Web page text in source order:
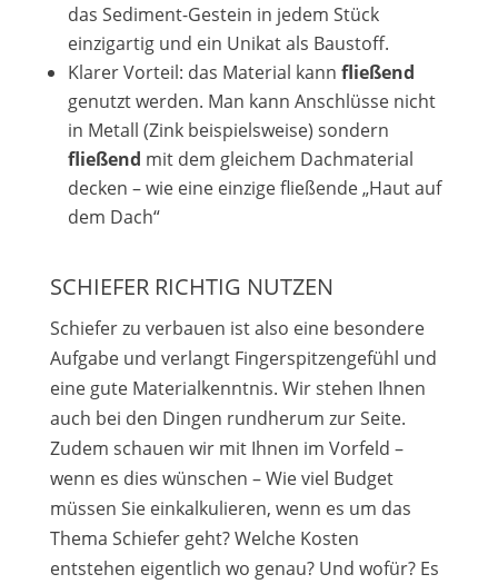
das Sediment-Gestein in jedem Stück
einzigartig und ein Unikat als Baustoff.
Klarer Vorteil: das Material kann fließend
genutzt werden. Man kann Anschlüsse nicht
in Metall (Zink beispielsweise) sondern
fließend mit dem gleichem Dachmaterial
decken – wie eine einzige fließende „Haut auf
dem Dach“
SCHIEFER RICHTIG NUTZEN
Schiefer zu verbauen ist also eine besondere
Aufgabe und verlangt Fingerspitzengefühl und
eine gute Materialkenntnis. Wir stehen Ihnen
auch bei den Dingen rundherum zur Seite.
Zudem schauen wir mit Ihnen im Vorfeld –
wenn es dies wünschen – Wie viel Budget
müssen Sie einkalkulieren, wenn es um das
Thema Schiefer geht? Welche Kosten
entstehen eigentlich wo genau? Und wofür? Es